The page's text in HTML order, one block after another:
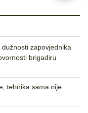
zapovjednika
brigadiru
tehnika sama nije